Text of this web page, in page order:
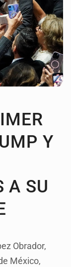
Y
A SU
Obrador,
México,